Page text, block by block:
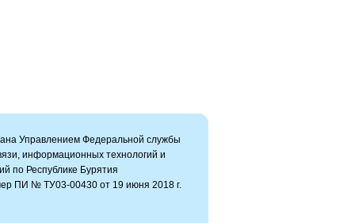
Управлением Федеральной службы
информационных технологий и
по Республике Бурятия
ПИ № ТУ03-00430 от 19 июня 2018 г.